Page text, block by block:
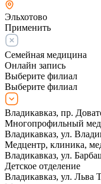
Эльхотово
Применить
Семейная медицина
Онлайн запись
Выберите филиал
Выберите филиал
Владикавказ, пр.
Многопрофильный
Владикавказ, ул.
Медцентр, клиника,
Владикавказ, ул.
Детское отделение
Владикавказ, ул. Льва